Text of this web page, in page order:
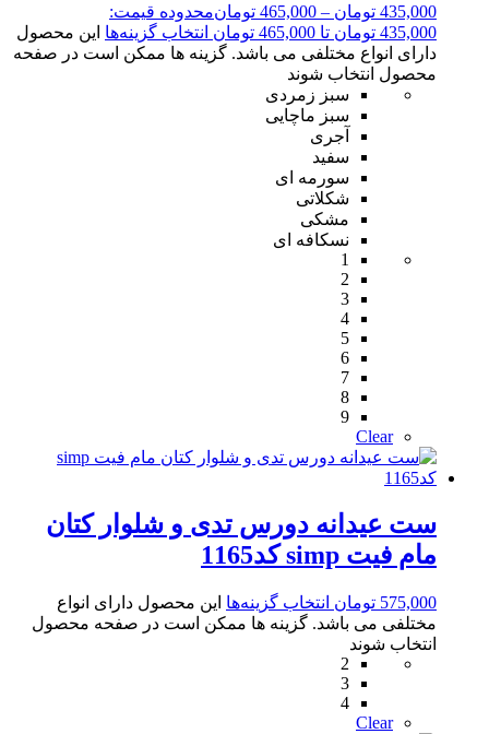
435,000 تومان –
465,000 تومانمحدوده قیمت:
435,000 تومان تا 465,000 تومان
انتخاب گزینه‌ها این محصول
دارای انواع مختلفی می باشد. گزینه ها ممکن است در صفحه
محصول انتخاب شوند
سبز زمردی
سبز ماچایی
آجری
سفید
سورمه ای
شکلاتی
مشکی
نسکافه ای
1
2
3
4
5
6
7
8
9
Clear
ست عیدانه دورس تدی و‌ شلوار کتان
مام فیت simp کد1165
575,000 تومان انتخاب گزینه‌ها این محصول دارای انواع
مختلفی می باشد. گزینه ها ممکن است در صفحه محصول
انتخاب شوند
2
3
4
Clear